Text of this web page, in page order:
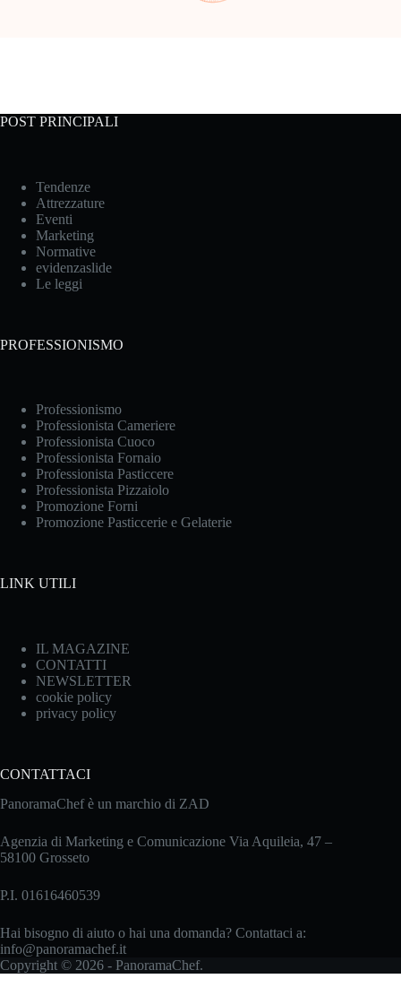
POST PRINCIPALI
Tendenze
Attrezzature
Eventi
Marketing
Normative
evidenzaslide
Le leggi
PROFESSIONISMO
Professionismo
Professionista Cameriere
Professionista Cuoco
Professionista Fornaio
Professionista Pasticcere
Professionista Pizzaiolo
Promozione Forni
Promozione Pasticcerie e Gelaterie
LINK UTILI
IL MAGAZINE
CONTATTI
NEWSLETTER
cookie policy
privacy policy
CONTATTACI
PanoramaChef è un marchio di ZAD
Agenzia di Marketing e Comunicazione Via Aquileia, 47 –
58100 Grosseto
P.I. 01616460539
Hai bisogno di aiuto o hai una domanda? Contattaci a:
info@panoramachef.it
Copyright © 2026 - PanoramaChef.